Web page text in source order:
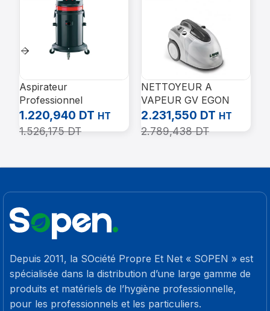
Aspirateur
Professionnel
Poussière 2 moteurs
W/D 429E
1.220,940 DT HT
1.526,175DT
NETTOYEUR A
VAPEUR GV EGON
VAC , pression à
vapeur 5bar, 8L
2.231,550 DT HT
2.789,438DT
Depuis 2011, la SOciété Propre Et Net « SOPEN » est
spécialisée dans la distribution d’une large gamme de
produits et matériels de l’hygiène professionnelle,
pour les professionnels et les particuliers.